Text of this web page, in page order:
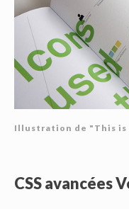
Illustration de "This is
CSS avancées